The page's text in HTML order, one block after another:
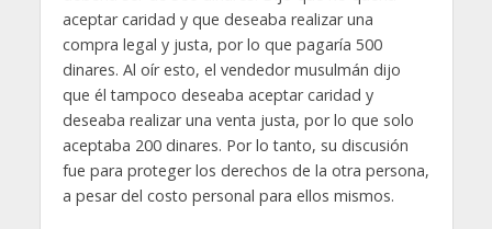
aceptar caridad y que deseaba realizar una
compra legal y justa, por lo que pagaría 500
dinares. Al oír esto, el vendedor musulmán dijo
que él tampoco deseaba aceptar caridad y
deseaba realizar una venta justa, por lo que solo
aceptaba 200 dinares. Por lo tanto, su discusión
fue para proteger los derechos de la otra persona,
a pesar del costo personal para ellos mismos.